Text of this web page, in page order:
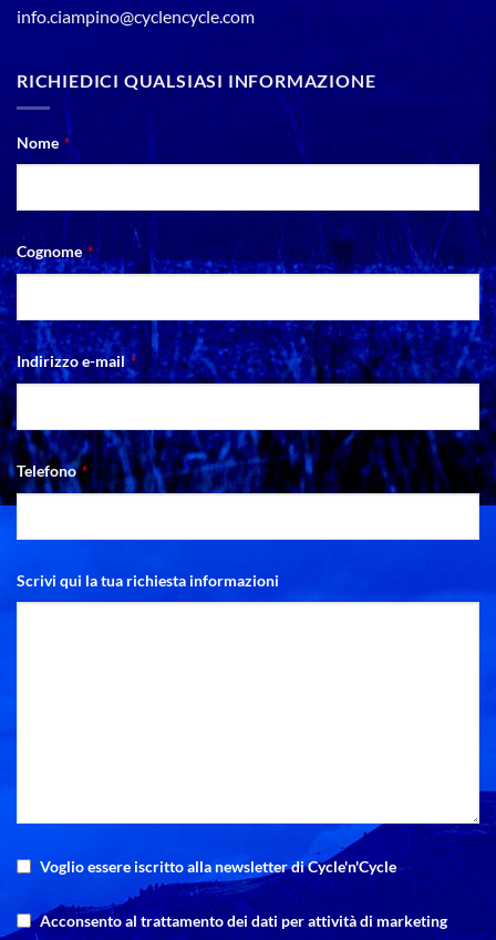
info.ciampino@cyclencycle.com
RICHIEDICI QUALSIASI INFORMAZIONE
Nome *
Cognome *
Indirizzo e-mail *
Telefono *
Scrivi qui la tua richiesta informazioni
Voglio essere iscritto alla newsletter di Cycle'n'Cycle
Acconsento al trattamento dei dati per attività di marketing